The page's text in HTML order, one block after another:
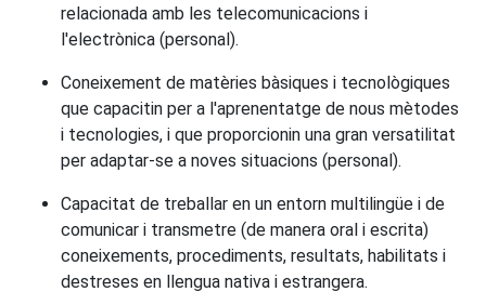
relacionada amb les telecomunicacions i
l'electrònica (personal).
Coneixement de matèries bàsiques i tecnològiques
que capacitin per a l'aprenentatge de nous mètodes
i tecnologies, i que proporcionin una gran versatilitat
per adaptar-se a noves situacions (personal).
Capacitat de treballar en un entorn multilingüe i de
comunicar i transmetre (de manera oral i escrita)
coneixements, procediments, resultats, habilitats i
destreses en llengua nativa i estrangera.